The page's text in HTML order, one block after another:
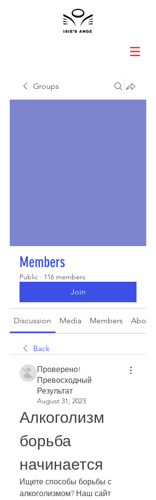
Groups
Members
Public · 116 members
Join
Discussion Media Members About
Back
Проверено!
Превосходный
Результат
August 31, 2023
Алкоголизм
борьба
начинается
Ищете способы борьбы с
алкоголизмом? Наш сайт